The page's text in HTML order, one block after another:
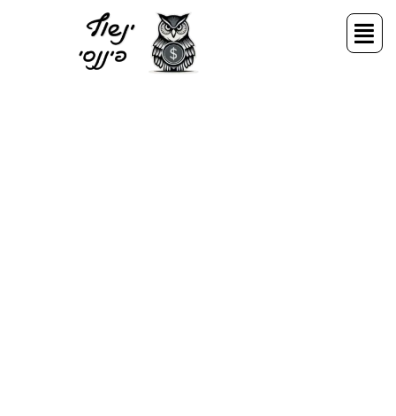
דילוג
לתוכןתפריט